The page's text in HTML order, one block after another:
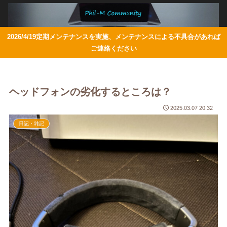
2026/4/19定期メンテナンスを実施、メンテナンスによる不具合があれば
ご連絡ください
ヘッドフォンの劣化するところは？
2025.03.07 20:32
日記・雑記